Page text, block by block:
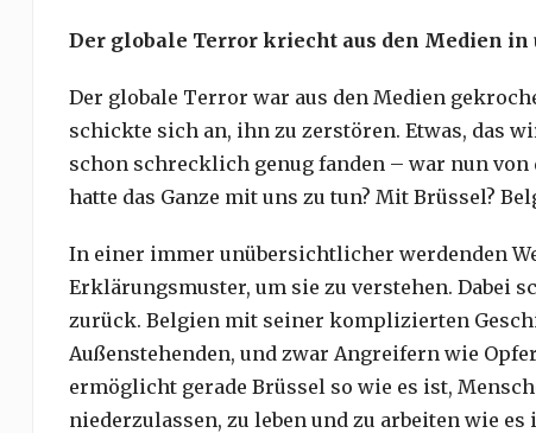
Der globale Terror kriecht aus den Medien
Der globale Terror war aus den Medien
schickte sich an, ihn zu zerstören. Etwas, das
schon schrecklich genug fanden – war nun
hatte das Ganze mit uns zu tun? Mit Brüssel?
In einer immer unübersichtlicher werdenden
Erklärungsmuster, um sie zu verstehen. Dabei
zurück. Belgien mit seiner komplizierten
Außenstehenden, und zwar Angreifern wie
ermöglicht gerade Brüssel so wie es ist,
niederzulassen, zu leben und zu arbeiten wie